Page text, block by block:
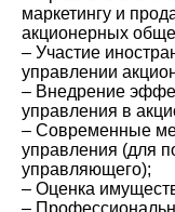
маркетингу и
акционерных
– Участие
управлении
– Внедрение
управления в
– Современные
управления (для
управляющего);
– Оценка
–